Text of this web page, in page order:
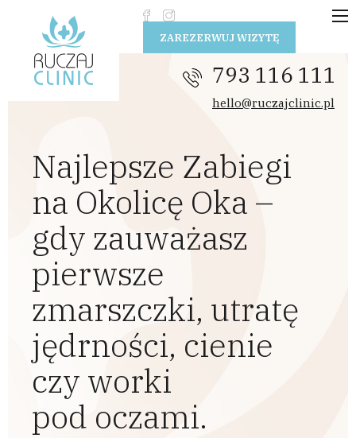
ZAREZERWUJ WIZYTĘ
793 116 111
hello@ruczajclinic.pl
Najlepsze Zabiegi
na Okolicę Oka –
gdy zauważasz
pierwsze
zmarszczki, utratę
jędrności, cienie
czy worki
pod oczami.